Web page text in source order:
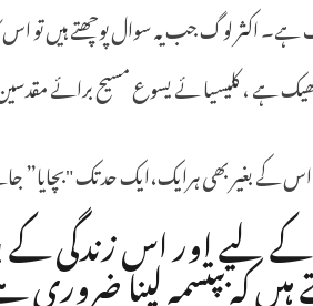
اکثر لوگ جب یہ سوال پوچھتے ہیں تو
ہے ، کلیسیا ئے یسوع مسیح برائے
یا اس کے بغیر بھی ہرایک،ایک حد تک "بچایا”
لیے اور اس زندگی
کہ بپتسمہ لینا